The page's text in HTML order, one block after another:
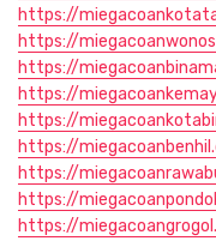
https://
https://
https://
https://
https://
https://
https://
https://
https://